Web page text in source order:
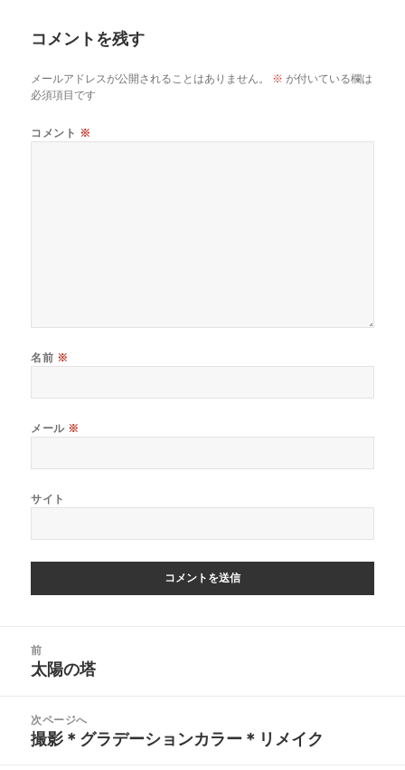
コメントを残す
メールアドレスが公開されることはありません。 ※ が付いている欄は
必須項目です
コメント ※
名前 ※
メール ※
サイト
前
前
投
稿:
太陽の塔
次ページへ
次
撮影＊グラデーションカラー＊リメイク